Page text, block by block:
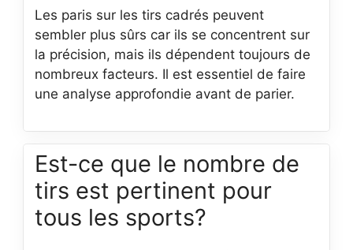
Les paris sur les tirs cadrés peuvent
sembler plus sûrs car ils se concentrent sur
la précision, mais ils dépendent toujours de
nombreux facteurs. Il est essentiel de faire
une analyse approfondie avant de parier.
Est-ce que le nombre de
tirs est pertinent pour
tous les sports?